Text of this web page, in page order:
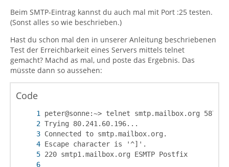
Beim SMTP-Eintrag kannst du auch mal mit Port :25 testen.
(Sonst alles so wie beschrieben.)
Hast du schon mal den in unserer Anleitung beschriebenen
Test der Erreichbarkeit eines Servers mittels telnet
gemacht? Machd as mal, und poste das Ergebnis. Das
müsste dann so aussehen:
Code